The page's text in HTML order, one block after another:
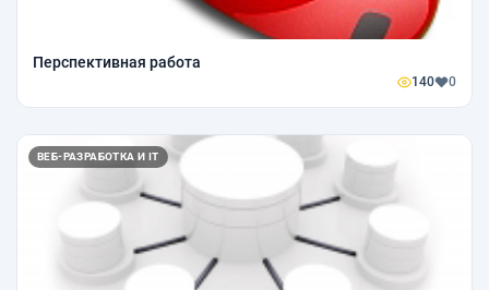
Перспективная работа
140 0
ВЕБ-РАЗРАБОТКА И IT